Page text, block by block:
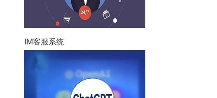
IM客服系统